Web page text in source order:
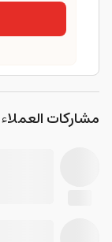
مشاركات العملاء